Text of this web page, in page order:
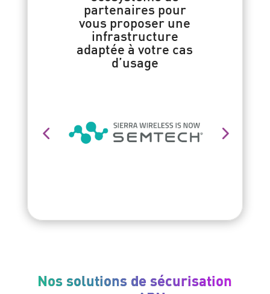
partenaires pour
vous proposer une
infrastructure
adaptée à votre cas
d’usage
Nos solutions de sécurisation